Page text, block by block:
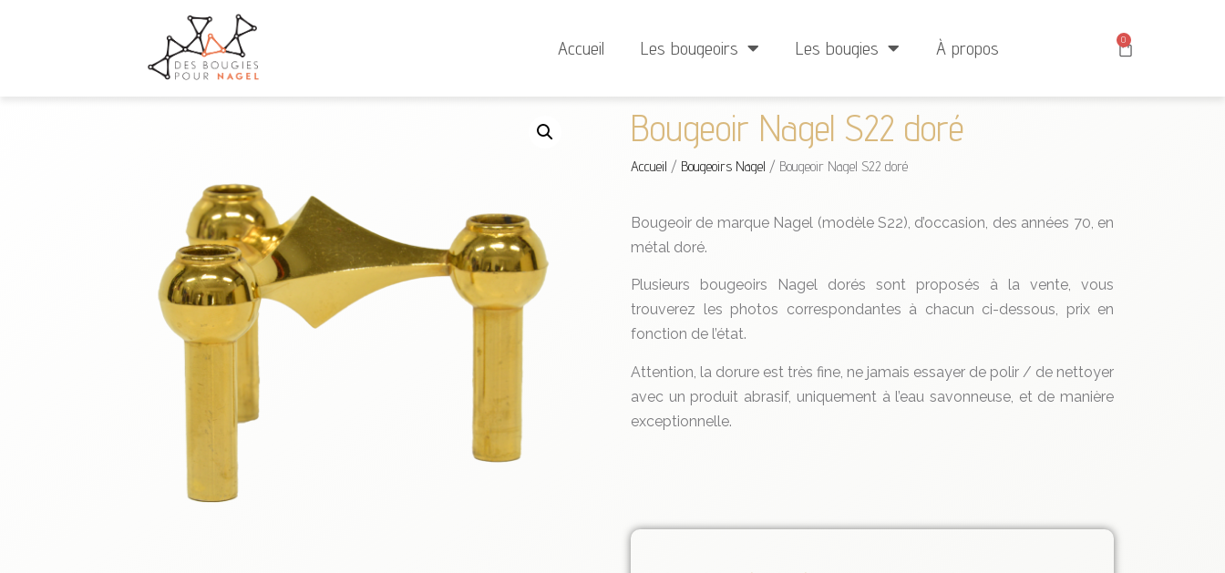
+33 7 68 68 72 69 contact@desbougiespournagel.fr
Accueil Les bougeoirs Les bougies À propos 0
Bougeoir Nagel S22 doré
Accueil / Bougeoirs Nagel / Bougeoir Nagel S22 doré
Bougeoir de marque Nagel (modèle S22), d’occasion, des années 70, en
métal doré.
Plusieurs bougeoirs Nagel dorés sont proposés à la vente, vous
trouverez les photos correspondantes à chacun ci-dessous, prix en
fonction de l’état.
Attention, la dorure est très fine, ne jamais essayer de polir / de nettoyer
avec un produit abrasif, uniquement à l’eau savonneuse, et de manière
exceptionnelle.